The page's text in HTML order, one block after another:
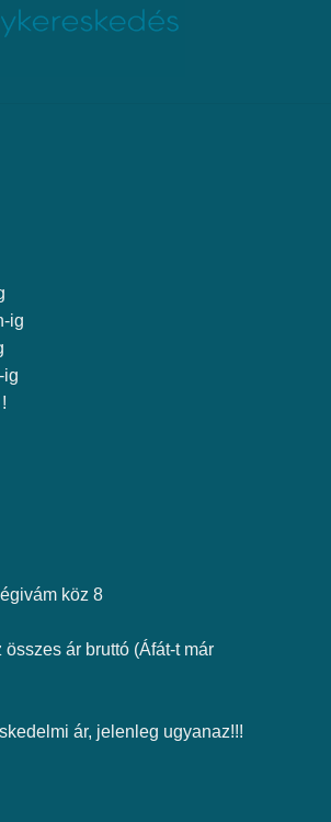
ig
ig
köz 8
ár bruttó (Áfát-t már
ár, jelenleg ugyanaz!!!